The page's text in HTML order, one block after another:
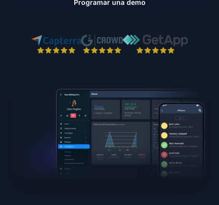
Programar una demo